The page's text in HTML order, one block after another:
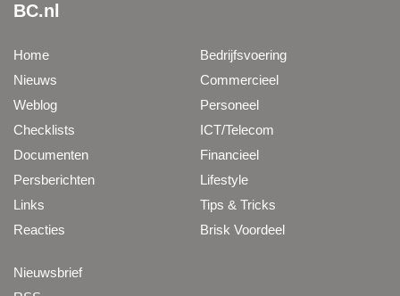
BC.nl
Home
Nieuws
Weblog
Checklists
Documenten
Persberichten
Links
Reacties
Bedrijfsvoering
Commercieel
Personeel
ICT/Telecom
Financieel
Lifestyle
Tips & Tricks
Brisk Voordeel
Nieuwsbrief